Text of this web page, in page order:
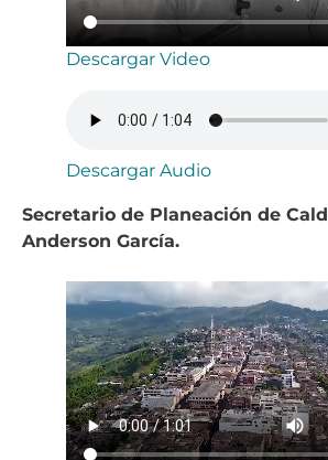
Descargar Video
Descargar Audio
Secretario de Planeación de
Anderson García.